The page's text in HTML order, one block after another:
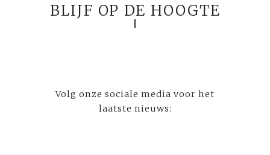
BLIJF OP DE HOOGTE
Volg onze sociale media voor het
laatste nieuws: